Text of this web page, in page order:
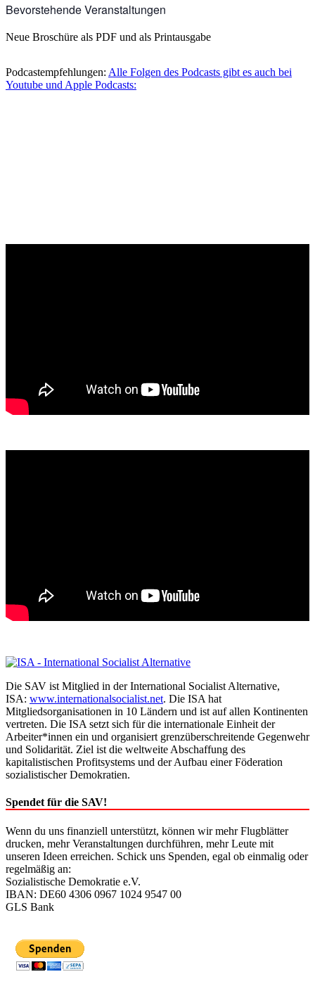
Bevorstehende Veranstaltungen
Neue Broschüre als PDF und als Printausgabe
Podcastempfehlungen: Alle Folgen des Podcasts gibt es auch bei
Youtube und Apple Podcasts:
Die SAV ist Mitglied in der International Socialist Alternative,
ISA: www.internationalsocialist.net. Die ISA hat
Mitgliedsorganisationen in 10 Ländern und ist auf allen Kontinenten
vertreten. Die ISA setzt sich für die internationale Einheit der
Arbeiter*innen ein und organisiert grenzüberschreitende Gegenwehr
und Solidarität. Ziel ist die weltweite Abschaffung des
kapitalistischen Profitsystems und der Aufbau einer Föderation
sozialistischer Demokratien.
Spendet für die SAV!
Wenn du uns finanziell unterstützt, können wir mehr Flugblätter
drucken, mehr Veranstaltungen durchführen, mehr Leute mit
unseren Ideen erreichen. Schick uns Spenden, egal ob einmalig oder
regelmäßig an:
Sozialistische Demokratie e.V.
IBAN: DE60 4306 0967 1024 9547 00
GLS Bank